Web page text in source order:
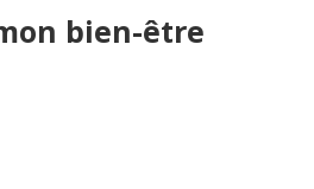
bien-être